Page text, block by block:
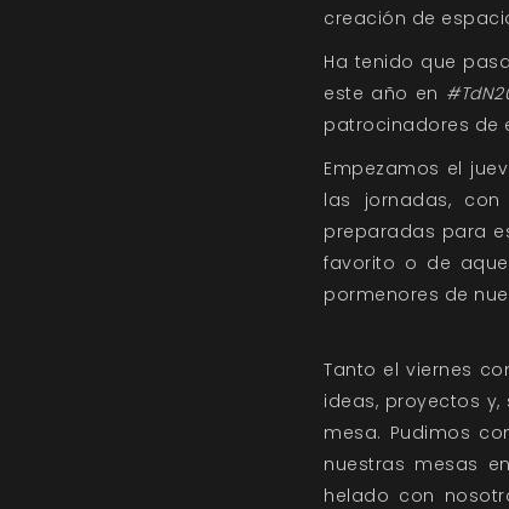
creación de
Ha tenido que
este año en
patrocinadores de
Empezamos el
las jornadas,
preparadas para
favorito o de
pormenores de
Tanto el viernes
ideas, proyectos
mesa. Pudimos
nuestras mesas
helado con